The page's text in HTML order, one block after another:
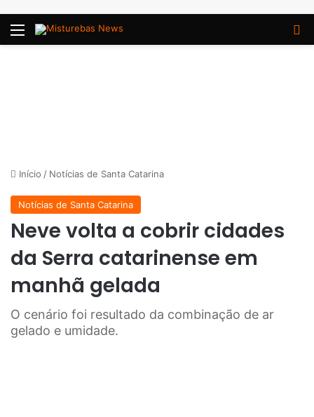
Menu
Início / Notícias de Santa Catarina
Notícias de Santa Catarina
Neve volta a cobrir cidades
da Serra catarinense em
manhã gelada
O cenário foi resultado da combinação de ar
gelado e umidade.